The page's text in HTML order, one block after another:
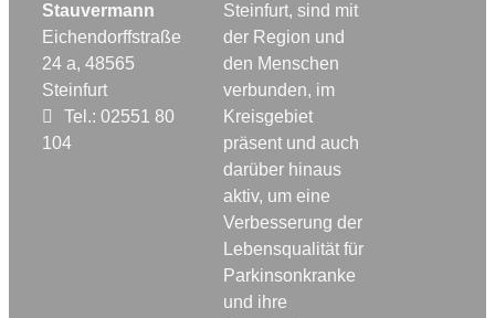
Stauvermann
Eichendorffstraße
24 a, 48565
Steinfurt
Tel.: 02551 80
104
Steinfurt, sind mit
der Region und
den Menschen
verbunden, im
Kreisgebiet
präsent und auch
darüber hinaus
aktiv, um eine
Verbesserung der
Lebensqualität für
Parkinsonkranke
und ihre